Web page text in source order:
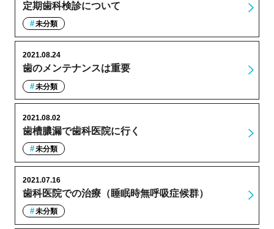
定期歯科検診について
未分類
歯のメンテナンスは重要
2021.08.24
未分類
歯槽膿漏で歯科医院に行く
2021.08.02
未分類
歯科医院での治療（睡眠時無呼吸症候群）
2021.07.16
未分類